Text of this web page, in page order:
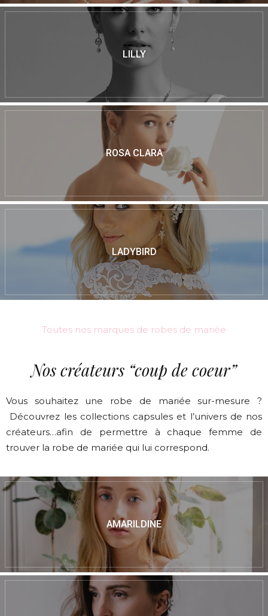
LILLY
ROSA CLARA
LADYBIRD
Toutes nos marques de robes de mariée
Nos créateurs “coup de coeur”
Vous souhaitez une robe de mariée sur-mesure ?
Découvrez les collections capsules et l’univers de nos
créateurs…afin de permettre à chaque femme de
trouver la robe de mariée qui lui correspond.
AMARILDINE